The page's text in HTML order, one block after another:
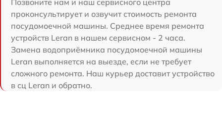
Позвоните нам и наш сервисного центра
проконсультирует и озвучит стоимость ремонта
посудомоечной машины. Среднее время ремонта
устройств Leran в нашем сервисном - 2 часа.
Замена водоприёмника посудомоечной машины
Leran выполняется на выезде, если не требует
сложного ремонта. Наш курьер доставит устройство
в сц Leran и обратно.